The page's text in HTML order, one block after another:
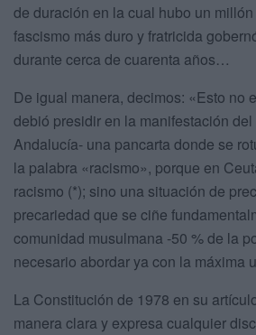
de duración en la cual hubo un
fascismo más duro y fratricida
durante cerca de cuarenta años…
De igual manera, decimos: «Esto no
debió presidir en la manifestación
Andalucía- una pancarta donde se
la palabra «racismo», porque en
racismo (*); sino una situación de
precariedad que se ciñe
comunidad musulmana -50 % de la
necesario abordar ya con la máxima
La Constitución de 1978 en su
manera clara y expresa cualquier